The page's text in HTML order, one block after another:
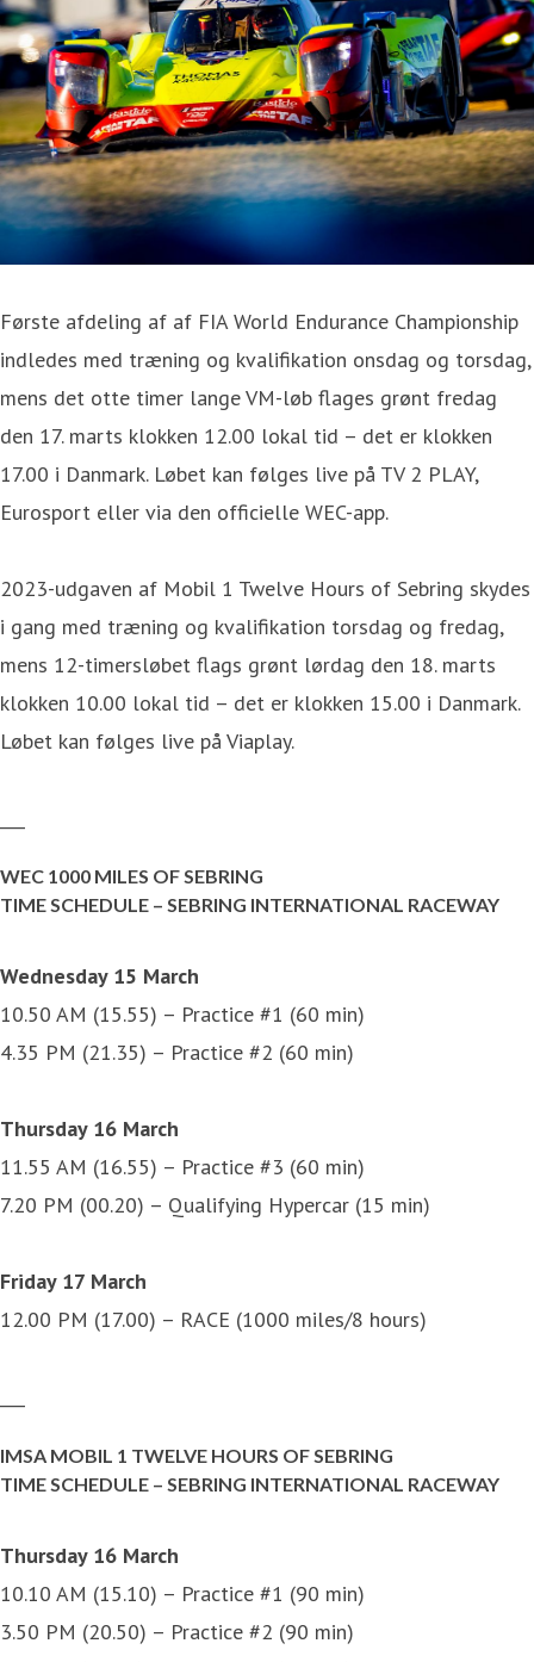
Første afdeling af af FIA World Endurance Championship
indledes med træning og kvalifikation onsdag og torsdag,
mens det otte timer lange VM-løb flages grønt fredag
den 17. marts klokken 12.00 lokal tid – det er klokken
17.00 i Danmark. Løbet kan følges live på TV 2 PLAY,
Eurosport eller via den officielle WEC-app.
2023-udgaven af Mobil 1 Twelve Hours of Sebring skydes
i gang med træning og kvalifikation torsdag og fredag,
mens 12-timersløbet flags grønt lørdag den 18. marts
klokken 10.00 lokal tid – det er klokken 15.00 i Danmark.
Løbet kan følges live på Viaplay.
WEC 1000 MILES OF SEBRING
TIME SCHEDULE – SEBRING INTERNATIONAL RACEWAY
Wednesday 15 March
10.50 AM (15.55) – Practice #1 (60 min)
4.35 PM (21.35) – Practice #2 (60 min)
Thursday 16 March
11.55 AM (16.55) – Practice #3 (60 min)
7.20 PM (00.20) – Qualifying Hypercar (15 min)
Friday 17 March
12.00 PM (17.00) – RACE (1000 miles/8 hours)
IMSA MOBIL 1 TWELVE HOURS OF SEBRING
TIME SCHEDULE – SEBRING INTERNATIONAL RACEWAY
Thursday 16 March
10.10 AM (15.10) – Practice #1 (90 min)
3.50 PM (20.50) – Practice #2 (90 min)